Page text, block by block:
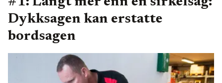
Dykksagen kan erstatte
bordsagen